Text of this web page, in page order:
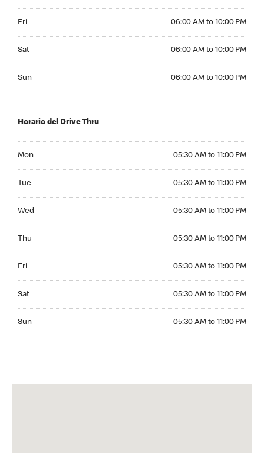
Fri 06:00 AM to 10:00 PM
Sat 06:00 AM to 10:00 PM
Sun 06:00 AM to 10:00 PM
Horario del Drive Thru
Mon 05:30 AM to 11:00 PM
Tue 05:30 AM to 11:00 PM
Wed 05:30 AM to 11:00 PM
Thu 05:30 AM to 11:00 PM
Fri 05:30 AM to 11:00 PM
Sat 05:30 AM to 11:00 PM
Sun 05:30 AM to 11:00 PM